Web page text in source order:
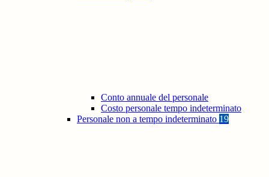
Conto annuale del personale
Costo personale tempo indeterminato
Personale non a tempo indeterminato 19